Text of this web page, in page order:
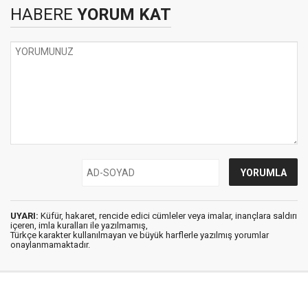
HABERE YORUM KAT
UYARI: Küfür, hakaret, rencide edici cümleler veya imalar, inançlara saldırı
içeren, imla kuralları ile yazılmamış,
Türkçe karakter kullanılmayan ve büyük harflerle yazılmış yorumlar
onaylanmamaktadır.